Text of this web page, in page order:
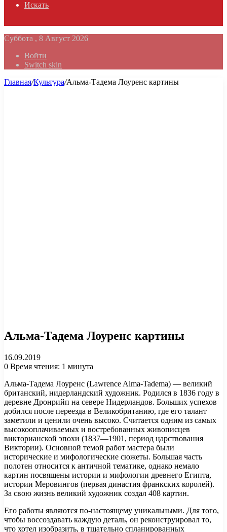
Искать
Суббота , 8 Август 2026
Войти
Switch skin
Главная/Культура/Альма-Тадема Лоуренс картины
Альма-Тадема Лоуренс картины
16.09.2019
0 Время чтения: 1 минута
Альма-Тадема Лоуренс (Lawrence Alma-Tadema) — великий
британский, нидерландский художник. Родился в 1836 году в
деревне Дронрийп на севере Нидерландов. Больших успехов
добился после переезда в Великобританию, где его талант
заметили и ценили очень высоко. Считается одним из самых
высокооплачиваемых и востребованных живописцев
викторианской эпохи (1837—1901, период царствования
Виктории). Основной темой работ мастера были
исторические и мифологические сюжеты. Большая часть
полотен относится к античной тематике, однако немало
картин посвящены истории и мифологии древнего Египта,
истории Меровингов (первая династия франкских королей).
За свою жизнь великий художник создал 408 картин.
Его работы являются по-настоящему уникальными. Для того,
чтобы воссоздавать каждую деталь, он реконструировал то,
что хотел изобразить, в тщательно спланированных